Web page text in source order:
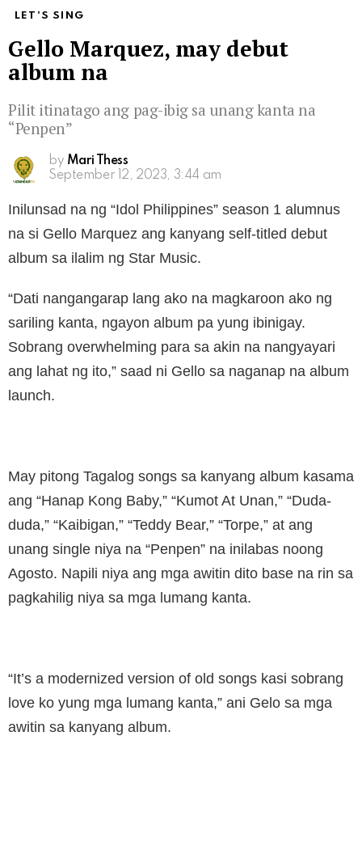
LET'S SING
Gello Marquez, may debut
album na
Pilit itinatago ang pag-ibig sa unang kanta na
“Penpen”
by Mari Thess
September 12, 2023, 3:44 am
Inilunsad na ng “Idol Philippines” season 1 alumnus
na si Gello Marquez ang kanyang self-titled debut
album sa ilalim ng Star Music.
“Dati nangangarap lang ako na magkaroon ako ng
sariling kanta, ngayon album pa yung ibinigay.
Sobrang overwhelming para sa akin na nangyayari
ang lahat ng ito,” saad ni Gello sa naganap na album
launch.
May pitong Tagalog songs sa kanyang album kasama
ang “Hanap Kong Baby,” “Kumot At Unan,” “Duda-
duda,” “Kaibigan,” “Teddy Bear,” “Torpe,” at ang
unang single niya na “Penpen” na inilabas noong
Agosto. Napili niya ang mga awitin dito base na rin sa
pagkahilig niya sa mga lumang kanta.
“It’s a modernized version of old songs kasi sobrang
love ko yung mga lumang kanta,” ani Gelo sa mga
awitin sa kanyang album.